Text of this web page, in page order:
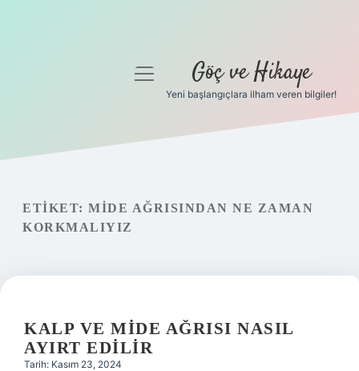
Gizlilik Politikası
Hakkımızda
menüyü
Göç ve Hikaye
Yeni başlangıçlara ilham veren bilgiler!
ETIKET: MIDE AĞRISINDAN NE ZAMAN
KORKMALIYIZ
KALP VE MIDE AĞRISI NASIL
AYIRT EDILIR
Tarih: Kasım 23, 2024